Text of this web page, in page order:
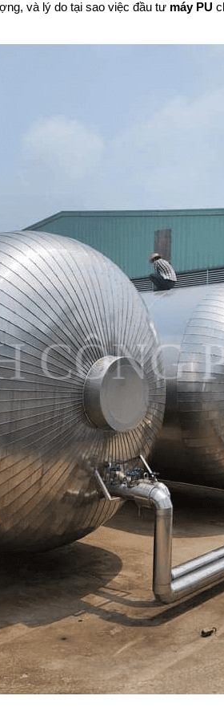
và lý do tại sao việc đầu tư máy PU